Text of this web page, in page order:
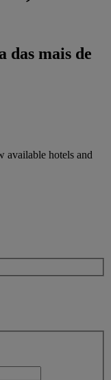
das mais de
available hotels and